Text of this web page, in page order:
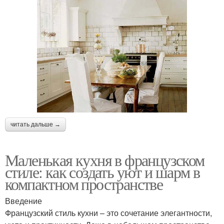
читать дальше →
Маленькая кухня в французском
стиле: как создать уют и шарм в
компактном пространстве
Введение
Французский стиль кухни – это сочетание элегантности,